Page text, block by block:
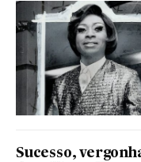
Sucesso,